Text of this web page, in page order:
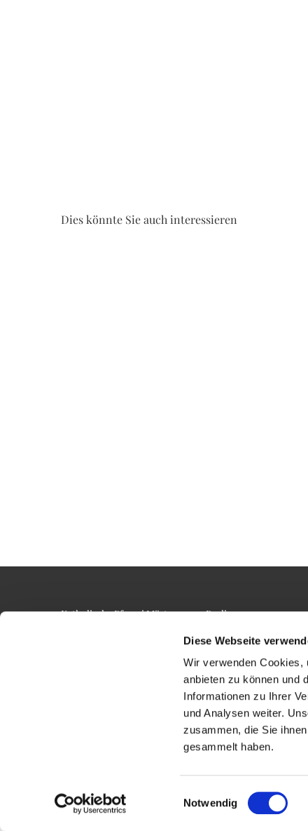
Diese Webseite
Wir verwenden Cookies,
anbieten zu können und
Informationen zu Ihrer
und Analysen weiter.
zusammen, die Sie
gesammelt haben.
Einwilligungsauswahl
Notwendig
Dies könnte Sie auch interessieren
Katholische Pfarrei Märtyrer von Berlin
Telefax:
Email: